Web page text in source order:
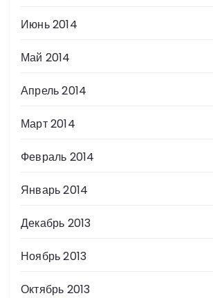
Июнь 2014
Май 2014
Апрель 2014
Март 2014
Февраль 2014
Январь 2014
Декабрь 2013
Ноябрь 2013
Октябрь 2013